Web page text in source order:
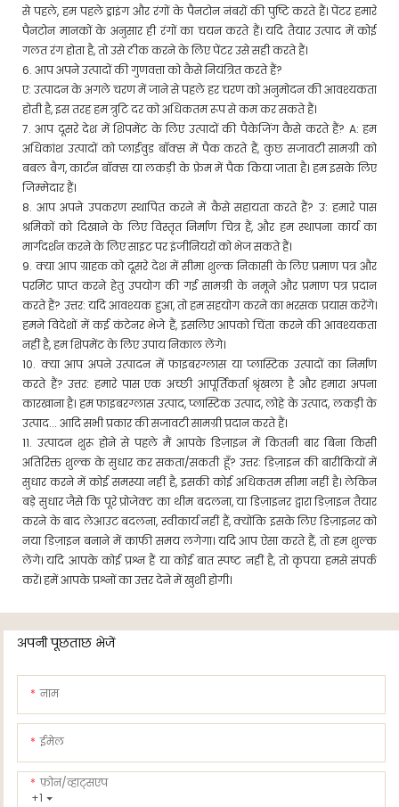
से पहले, हम पहले ड्राइंग और रंगों के पैनटोन नंबरों की पुष्टि करते हैं। पेंटर हमारे
पैनटोन मानकों के अनुसार ही रंगों का चयन करते हैं। यदि तैयार उत्पाद में कोई
गलत रंग होता है, तो उसे ठीक करने के लिए पेंटर उसे सही करते हैं।
6. आप अपने उत्पादों की गुणवत्ता को कैसे नियंत्रित करते हैं?
ए: उत्पादन के अगले चरण में जाने से पहले हर चरण को अनुमोदन की आवश्यकता
होती है, इस तरह हम त्रुटि दर को अधिकतम रूप से कम कर सकते हैं।
7. आप दूसरे देश में शिपमेंट के लिए उत्पादों की पैकेजिंग कैसे करते हैं? A: हम
अधिकांश उत्पादों को प्लाईवुड बॉक्स में पैक करते हैं, कुछ सजावटी सामग्री को
बबल बैग, कार्टन बॉक्स या लकड़ी के फ्रेम में पैक किया जाता है। हम इसके लिए
जिम्मेदार हैं।
8. आप अपने उपकरण स्थापित करने में कैसे सहायता करते हैं? उ: हमारे पास
श्रमिकों को दिखाने के लिए विस्तृत निर्माण चित्र हैं, और हम स्थापना कार्य का
मार्गदर्शन करने के लिए साइट पर इंजीनियरों को भेज सकते हैं।
9. क्या आप ग्राहक को दूसरे देश में सीमा शुल्क निकासी के लिए प्रमाण पत्र और
परमिट प्राप्त करने हेतु उपयोग की गई सामग्री के नमूने और प्रमाण पत्र प्रदान
करते हैं? उत्तर: यदि आवश्यक हुआ, तो हम सहयोग करने का भरसक प्रयास करेंगे।
हमने विदेशों में कई कंटेनर भेजे हैं, इसलिए आपको चिंता करने की आवश्यकता
नहीं है, हम शिपमेंट के लिए उपाय निकाल लेंगे।
10. क्या आप अपने उत्पादन में फाइबरग्लास या प्लास्टिक उत्पादों का निर्माण
करते हैं? उत्तर: हमारे पास एक अच्छी आपूर्तिकर्ता श्रृंखला है और हमारा अपना
कारखाना है। हम फाइबरग्लास उत्पाद, प्लास्टिक उत्पाद, लोहे के उत्पाद, लकड़ी के
उत्पाद... आदि सभी प्रकार की सजावटी सामग्री प्रदान करते हैं।
11. उत्पादन शुरू होने से पहले मैं आपके डिज़ाइन में कितनी बार बिना किसी
अतिरिक्त शुल्क के सुधार कर सकता/सकती हूँ? उत्तर: डिज़ाइन की बारीकियों में
सुधार करने में कोई समस्या नहीं है, इसकी कोई अधिकतम सीमा नहीं है। लेकिन
बड़े सुधार जैसे कि पूरे प्रोजेक्ट का थीम बदलना, या डिज़ाइनर द्वारा डिज़ाइन तैयार
करने के बाद लेआउट बदलना, स्वीकार्य नहीं हैं, क्योंकि इसके लिए डिज़ाइनर को
नया डिज़ाइन बनाने में काफी समय लगेगा। यदि आप ऐसा करते हैं, तो हम शुल्क
लेंगे। यदि आपके कोई प्रश्न हैं या कोई बात स्पष्ट नहीं है, तो कृपया हमसे संपर्क
करें। हमें आपके प्रश्नों का उत्तर देने में खुशी होगी।
अपनी पूछताछ भेजें
नाम
ईमेल
+1
फ़ोन/व्हाट्सएप